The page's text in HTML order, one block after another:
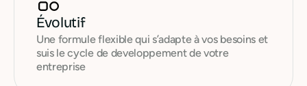
Évolutif
Une formule flexible qui s’adapte à vos besoins et
suis le cycle de developpement de votre
entreprise